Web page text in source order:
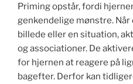
Priming opstår, fordi
genkendelige mønstre.
billede eller en situation,
og associationer. De
for hjernen at reagere på
bagefter. Derfor kan